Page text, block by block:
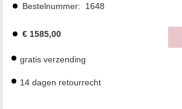
Bestelnummer: 1648
€ 1585,00
gratis verzending
14 dagen retourrecht